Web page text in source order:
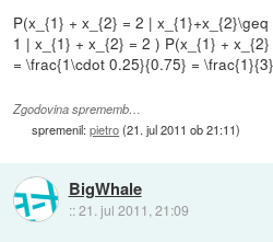
P(x_{1} + x_{2} = 2 |
1 | x_{1} + x_{2} = 2 ) P(x_{1} +
= \frac{1\cdot 0.25}{0.75} =
Zgodovina sprememb…
spremenil:pietro(21. jul 2011 ob 21:11)
BigWhale
::21. jul 2011, 21:09